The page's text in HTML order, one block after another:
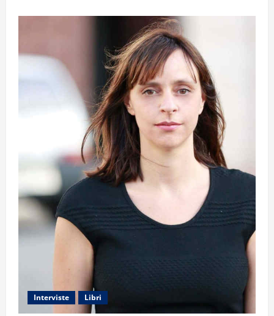
PUBBLICA
“TUTTO
SU
VITTORIO
DE
SICA”.
500
PAGINE
PER
RACCONTARE
IL
GRANDE
REGISTA
ITALIANO
Interviste Libri